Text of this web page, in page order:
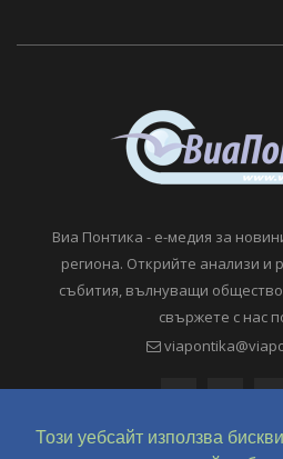
Този уебсайт използва
Виа Понтика - е-медия за
региона. Открийте анализи и
събития, вълнуващи
свържете с нас